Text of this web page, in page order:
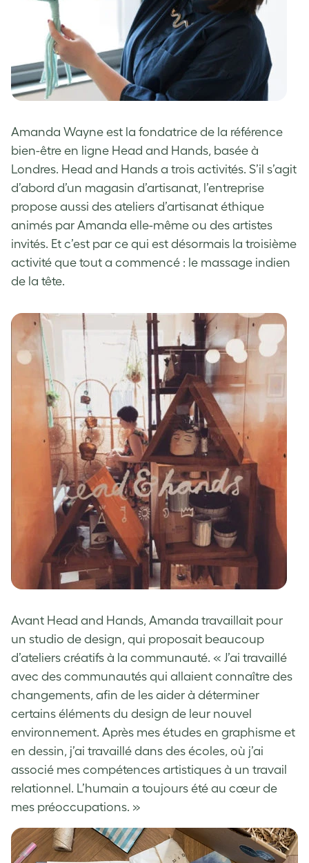
Amanda Wayne est la fondatrice de la référence
bien-être en ligne Head and Hands, basée à
Londres. Head and Hands a trois activités. S’il s’agit
d’abord d’un magasin d’artisanat, l’entreprise
propose aussi des ateliers d’artisanat éthique
animés par Amanda elle-même ou des artistes
invités. Et c’est par ce qui est désormais la troisième
activité que tout a commencé : le massage indien
de la tête.
Avant Head and Hands, Amanda travaillait pour
un studio de design, qui proposait beaucoup
d’ateliers créatifs à la communauté. « J’ai travaillé
avec des communautés qui allaient connaître des
changements, afin de les aider à déterminer
certains éléments du design de leur nouvel
environnement. Après mes études en graphisme et
en dessin, j’ai travaillé dans des écoles, où j’ai
associé mes compétences artistiques à un travail
relationnel. L’humain a toujours été au cœur de
mes préoccupations. »